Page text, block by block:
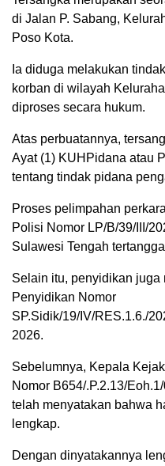
di Jalan P. Sabang,
Poso Kota.
Ia diduga melakukan
korban di wilayah
diproses secara hukum.
Atas perbuatannya,
Ayat (1) KUHPidana atau
tentang tindak pidana
Proses pelimpahan
Polisi Nomor LP/B/39/III/
Sulawesi Tengah
Selain itu, penyidikan juga
Penyidikan Nomor
SP.Sidik/19/IV/RES.1.6./
2026.
Sebelumnya, Kepala
Nomor B654/.P.2.13/
telah menyatakan bahwa
lengkap.
Dengan dinyatakannya